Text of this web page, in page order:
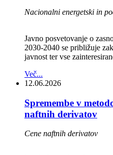
Nacionalni energetski in
Javno posvetovanje o
2030-2040 se približuje
javnost ter vse
Več...
12.06.2026
Spremembe v
naftnih derivatov
Cene naftnih derivatov